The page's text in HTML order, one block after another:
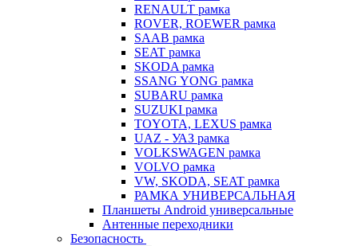
RENAULT рамка
ROVER, ROEWER рамка
SAAB рамка
SEAT рамка
SKODA рамка
SSANG YONG рамка
SUBARU рамка
SUZUKI рамка
TOYOTA, LEXUS рамка
UAZ - УАЗ рамка
VOLKSWAGEN рамка
VOLVO рамка
VW, SKODA, SEAT рамка
РАМКА УНИВЕРСАЛЬНАЯ
Планшеты Android универсальные
Антенные переходники
Безопасность